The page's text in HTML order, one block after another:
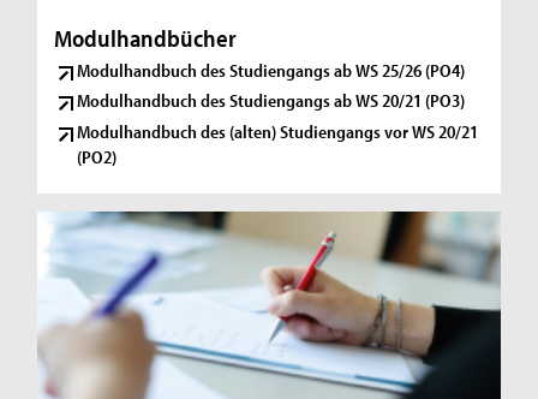
Modulhandbücher
Modulhandbuch des Studiengangs ab WS 25/26 (PO4)
Modulhandbuch des Studiengangs ab WS 20/21 (PO3)
Modulhandbuch des (alten) Studiengangs vor WS 20/21
(PO2)